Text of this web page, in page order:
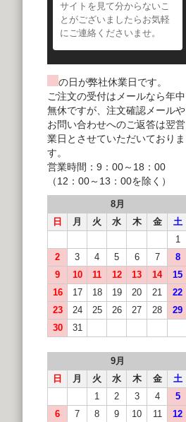
サイトを見て分からないこ
とがございましたらお気軽
にご連絡くださいませ。
の日が弊社休業日です。
ご注文の受付はメールなら年中
無休ですが、注文確認メールや
お問い合わせへのご返答は翌営
業日とさせていただいておりま
す。
営業時間：9：00～18：00
（12：00～13：00を除く）
8月
日
月 火 水 木 金
土
1
2
3 4 5 6 7
8
9
10 11 12 13 14
15
16
17 18 19 20 21
22
23
24 25 26 27 28
29
30
31
9月
日
月 火 水 木 金
土
1
2 3 4
5
6
7 8 9 10 11
12